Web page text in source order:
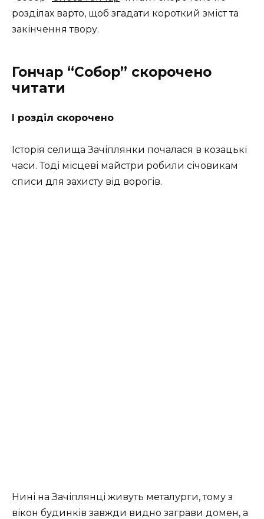
розділах варто, щоб згадати короткий зміст та
закінчення твору.
Гончар “Собор” скорочено
читати
І розділ скорочено
Історія селища Зачіплянки почалася в козацькі
часи. Тоді місцеві майстри робили січовикам
списи для захисту від ворогів.
Нині на Зачіплянці живуть металурги, тому з
вікон будинків завжди видно заграви домен, а